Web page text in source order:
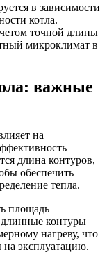
в зависимости
котла.
точной длины
микроклимат в
важные
на
длина контуров,
обеспечить
тепла.
площадь
контуры
нагреву, что
на эксплуатацию.